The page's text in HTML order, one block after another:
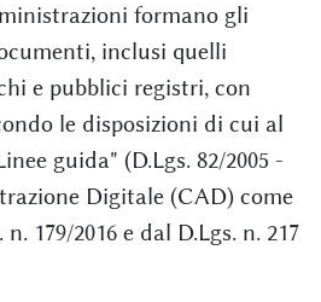
formano gli
inclusi quelli
e pubblici registri, con
le disposizioni di cui al
guida" (D.Lgs. 82/2005 -
Digitale (CAD) come
179/2016 e dal D.Lgs. n. 217